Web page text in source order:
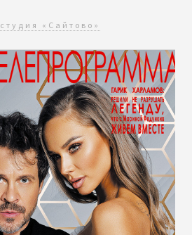
студия «Сайтово»